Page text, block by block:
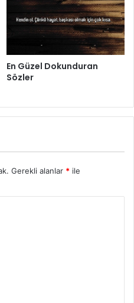
En Güzel Dokunduran
Sözler
Gerekli alanlar * ile